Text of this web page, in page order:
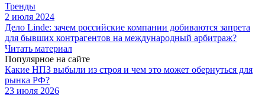
Тренды
2 июля 2024
Дело Linde: зачем российские компании добиваются запрета
для бывших контрагентов на международный арбитраж?
Читать материал
Популярное на сайте
Какие НПЗ выбыли из строя и чем это может обернуться для
рынка РФ?
23 июля 2026